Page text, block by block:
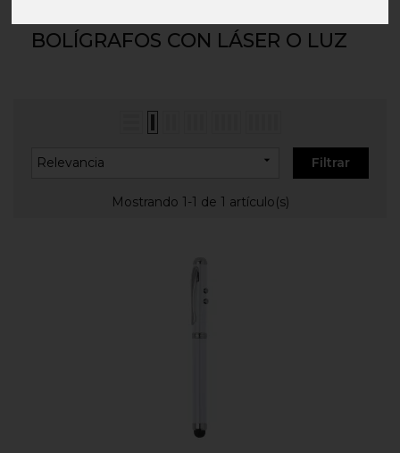
BOLÍGRAFOS CON LÁSER O LUZ
Relevancia  Filtrar
Mostrando 1-1 de 1 artículo(s)